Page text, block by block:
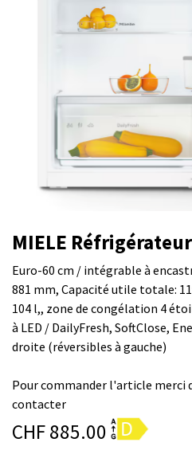
MIELE Réfrigérateur
Euro-60 cm / intégrable à
881 mm, Capacité utile totale:
104 l,, zone de congélation 4
à LED / DailyFresh, SoftClose,
droite (réversibles à gauche)
Pour commander l'article merci
contacter
CHF885.00